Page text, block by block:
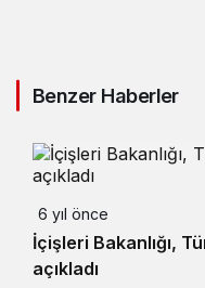
Benzer Haberler
6 yıl önce
İçişleri Bakanlığı,
açıkladı